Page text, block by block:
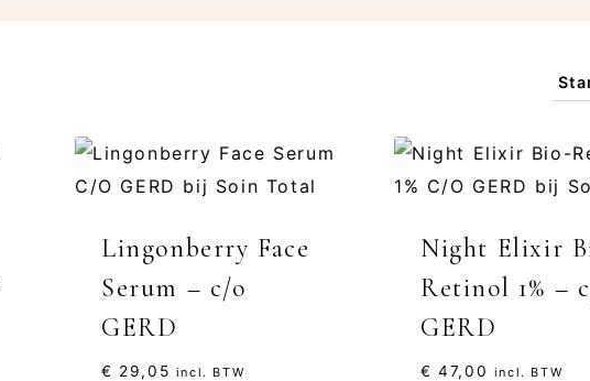
Lingonberry Face
Serum – c/o
GERD
€ 29,05 incl. BTW
Night Elixir
Retinol 1% –
GERD
€ 47,00 incl. BTW